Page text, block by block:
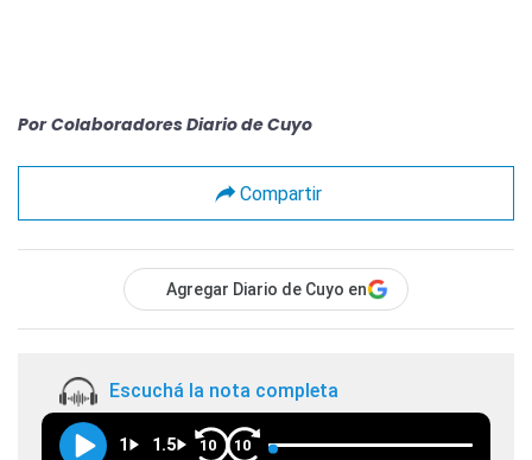
Por Colaboradores Diario de Cuyo
Compartir
Agregar Diario de Cuyo en
Escuchá la nota completa
1 1.5 10 10